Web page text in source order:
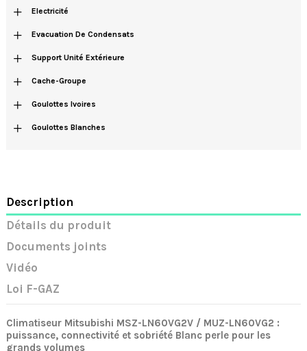
+ Electricité
+ Evacuation De Condensats
+ Support Unité Extérieure
+ Cache-Groupe
+ Goulottes Ivoires
+ Goulottes Blanches
Description
Détails du produit
Documents joints
Vidéo
Loi F-GAZ
Climatiseur Mitsubishi MSZ-LN60VG2V / MUZ-LN60VG2 :
puissance, connectivité et sobriété Blanc perle pour les
grands volumes